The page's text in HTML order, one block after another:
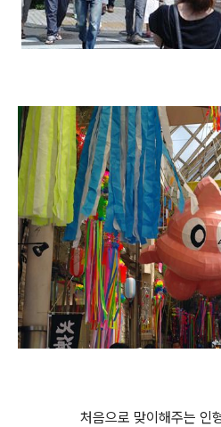
처음으로 맞이해주는 인